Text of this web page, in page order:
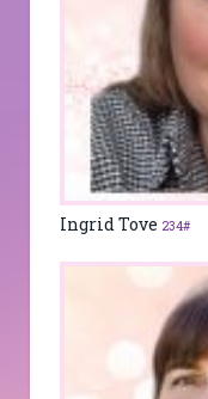
Ingrid Tove 234#